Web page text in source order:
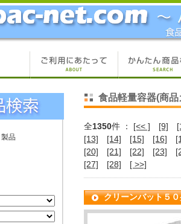
品
食品軽量容器(商
全1350件 ： [<< ] [9]
[13]
[14] [15] [16]
[20]
[21] [22] [23]
[27]
[28] [ >>]
クリーンバット５